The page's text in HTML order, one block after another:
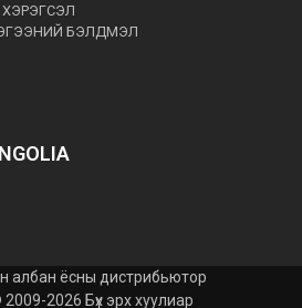
БЭЛДМЭЛ
албан ёсны дистрибьютор
2026 Бүх эрх хуулиар